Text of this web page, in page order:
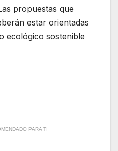
propuestas que
estar orientadas
ecológico sostenible
PARA TI